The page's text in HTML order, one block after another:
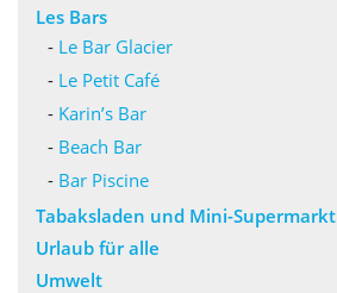
Les Bars
- Le Bar Glacier
- Le Petit Café
- Karin’s Bar
- Beach Bar
- Bar Piscine
Tabaksladen und Mini-Supermarkt
Urlaub für alle
Umwelt